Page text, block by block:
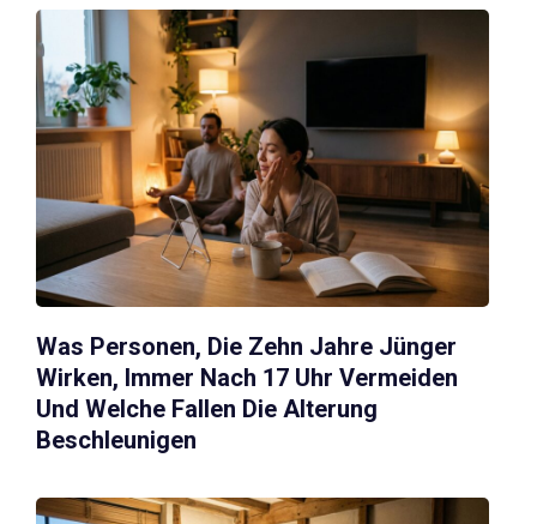
Was Personen, Die Zehn Jahre Jünger
Wirken, Immer Nach 17 Uhr Vermeiden
Und Welche Fallen Die Alterung
Beschleunigen